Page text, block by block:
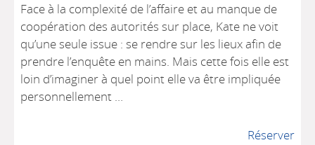
Face à la complexité de l’affaire et au manque de
coopération des autorités sur place, Kate ne voit
qu’une seule issue : se rendre sur les lieux afin de
prendre l’enquête en mains. Mais cette fois elle est
loin d’imaginer à quel point elle va être impliquée
personnellement …
Réserver